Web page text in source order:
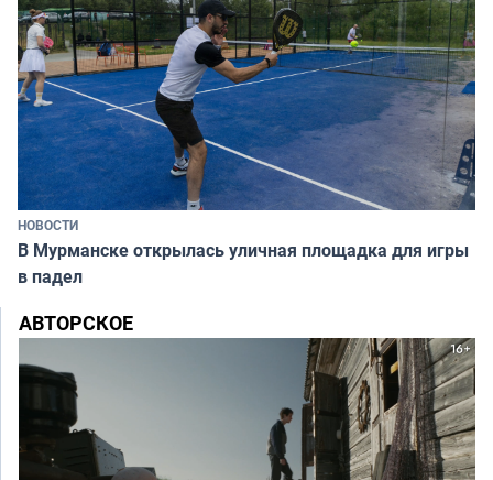
НОВОСТИ
В Мурманске открылась уличная площадка для игры
в падел
АВТОРСКОЕ